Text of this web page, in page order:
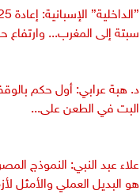
سبتة إلى المغرب... وارتفاع
د. هبة عرابي: أول حكم
البت في الطعن على...
علاء عبد النبي: النموذج
هو البديل العملي والأمثل